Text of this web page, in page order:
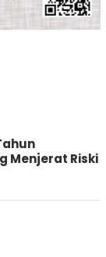
Menjerat Riski